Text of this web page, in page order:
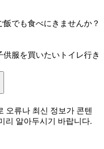
でも食べにきませんか？
供服を買いたい トイレ行き
오류나 최신 정보가 콘텐
리 알아두시기 바랍니다.